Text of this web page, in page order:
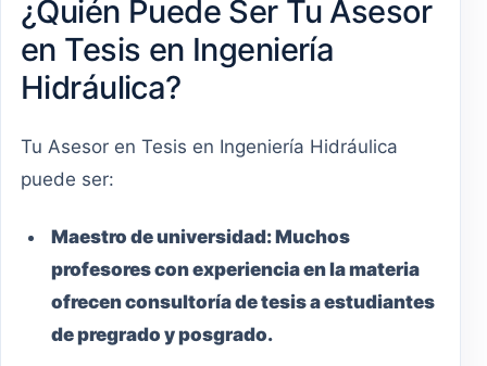
¿Quién Puede Ser Tu Asesor
en Tesis en Ingeniería
Hidráulica?
Tu Asesor en Tesis en Ingeniería Hidráulica
puede ser:
Maestrode universidad:Muchos
profesores con experiencia en la materia
ofrecen consultoría de tesis a estudiantes
de pregrado y posgrado.